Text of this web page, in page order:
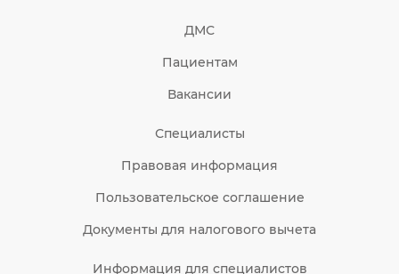
ДМС
Пациентам
Вакансии
Специалисты
Правовая информация
Пользовательское соглашение
Документы для налогового вычета
Информация для специалистов